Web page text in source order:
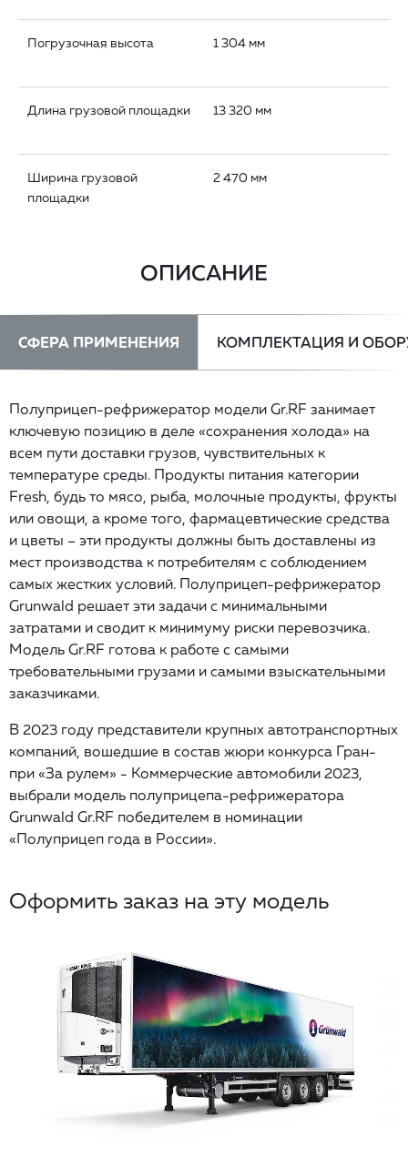
Погрузочная высота 1 304 мм
Длина грузовой площадки 13 320 мм
Ширина грузовой
площадки
2 470 мм
ОПИСАНИЕ
СФЕРА ПРИМЕНЕНИЯ КОМПЛЕКТАЦИЯ И
Полуприцеп-рефрижератор модели Gr.RF занимает
ключевую позицию в деле «сохранения холода» на
всем пути доставки грузов, чувствительных к
температуре среды. Продукты питания категории
Fresh, будь то мясо, рыба, молочные продукты, фрукты
или овощи, а кроме того, фармацевтические средства
и цветы – эти продукты должны быть доставлены из
мест производства к потребителям с соблюдением
самых жестких условий. Полуприцеп-рефрижератор
Grunwald решает эти задачи с минимальными
затратами и сводит к минимуму риски перевозчика.
Модель Gr.RF готова к работе с самыми
требовательными грузами и самыми взыскательными
заказчиками.
В 2023 году представители крупных автотранспортных
компаний, вошедшие в состав жюри конкурса Гран-
при «За рулем» - Коммерческие автомобили 2023,
выбрали модель полуприцепа-рефрижератора
Grunwald Gr.RF победителем в номинации
«Полуприцеп года в России».
Оформить заказ на эту модель